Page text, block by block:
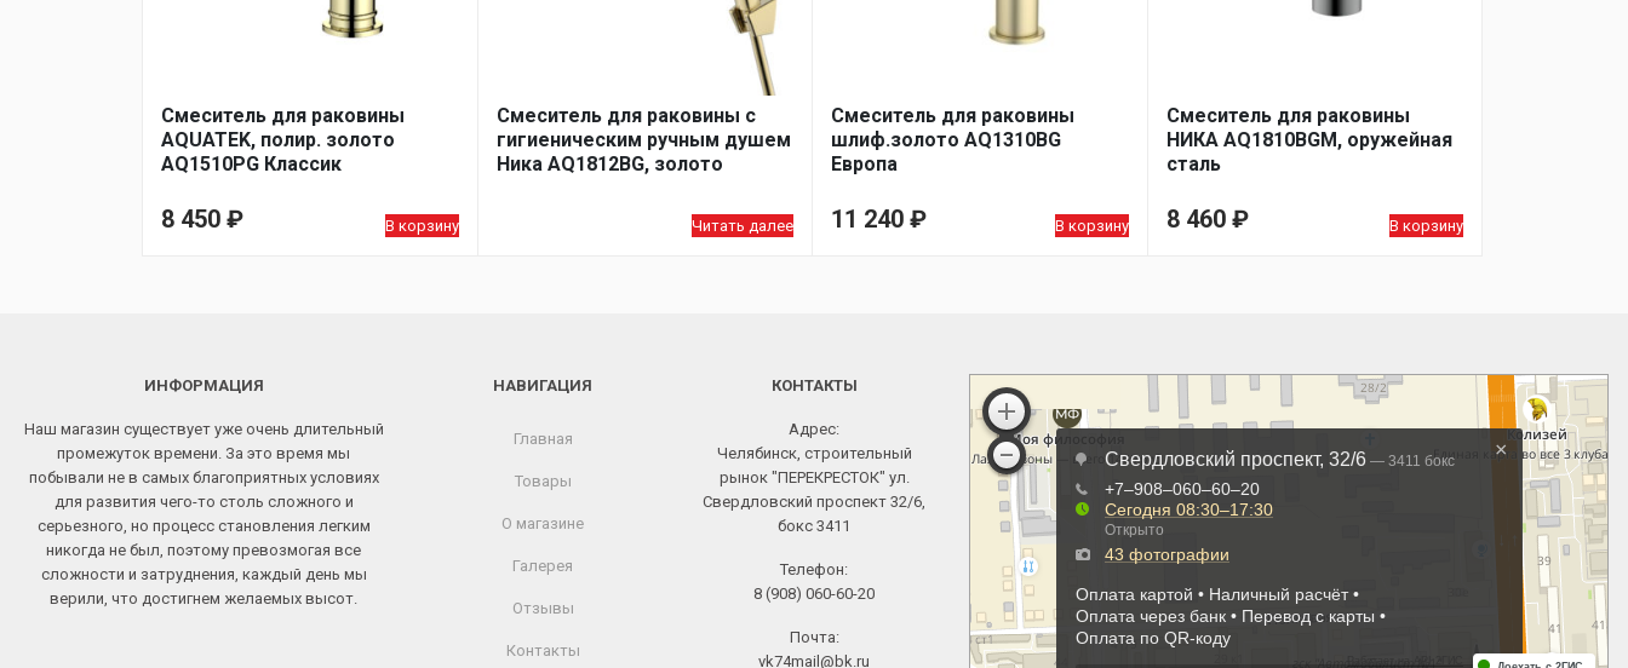
Смеситель для раковины
AQUATEK, полир. золото
AQ1510PG Классик
8 450 ₽ В корзину
Смеситель для раковины с
гигиеническим ручным душем
Ника AQ1812BG, золото
Читать далее
Смеситель для раковины
шлиф.золото AQ1310BG
Европа
11 240 ₽ В корзину
Смеситель для раковины
НИКА AQ1810BGM, оружейная
сталь
8 460 ₽ В корзину
ИНФОРМАЦИЯ
Наш магазин существует уже очень длительный
промежуток времени. За это время мы
побывали не в самых благоприятных условиях
для развития чего-то столь сложного и
серьезного, но процесс становления легким
никогда не был, поэтому превозмогая все
сложности и затруднения, каждый день мы
верили, что достигнем желаемых высот.
НАВИГАЦИЯ
Главная
Товары
О магазине
Галерея
Отзывы
Контакты
КОНТАКТЫ
Адрес:
Челябинск, строительный
рынок "ПЕРЕКРЕСТОК" ул.
Свердловский проспект 32/6,
бокс 3411
Телефон:
8 (908) 060-60-20
Почта:
vk74mail@bk.ru